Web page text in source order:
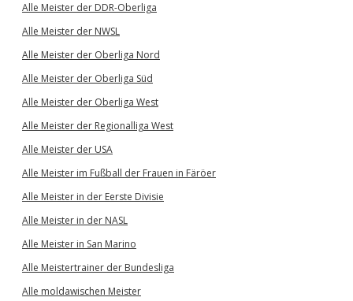
Alle Meister der DDR-Oberliga
Alle Meister der NWSL
Alle Meister der Oberliga Nord
Alle Meister der Oberliga Süd
Alle Meister der Oberliga West
Alle Meister der Regionalliga West
Alle Meister der USA
Alle Meister im Fußball der Frauen in Färöer
Alle Meister in der Eerste Divisie
Alle Meister in der NASL
Alle Meister in San Marino
Alle Meistertrainer der Bundesliga
Alle moldawischen Meister